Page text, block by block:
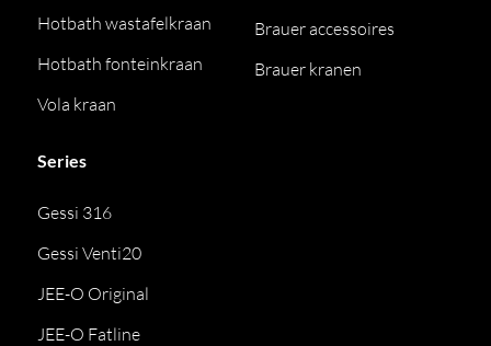
Hotbath wastafelkraan
Hotbath fonteinkraan
Vola kraan
Brauer accessoires
Brauer kranen
Series
Gessi 316
Gessi Venti20
JEE-O Original
JEE-O Fatline